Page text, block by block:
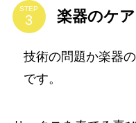
STEP 楽器のケ
技術の問題か楽器
です。